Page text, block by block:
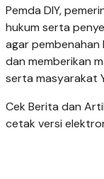
Pemda DIY,
hukum serta
agar pembenahan
dan memberikan
serta masyarakat
Cek Berita dan
cetak versi